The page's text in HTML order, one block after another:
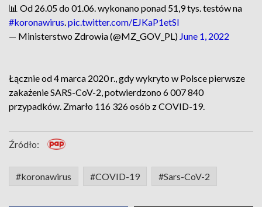
📊 Od 26.05 do 01.06. wykonano ponad 51,9 tys. testów na
#koronawirus.pic.twitter.com/EJKaP1etSl
— Ministerstwo Zdrowia (@MZ_GOV_PL) June 1, 2022
Łącznie od 4 marca 2020 r., gdy wykryto w Polsce pierwsze
zakażenie SARS-CoV-2, potwierdzono 6 007 840
przypadków. Zmarło 116 326 osób z COVID-19.
Źródło:
#koronawirus #COVID-19 #Sars-CoV-2